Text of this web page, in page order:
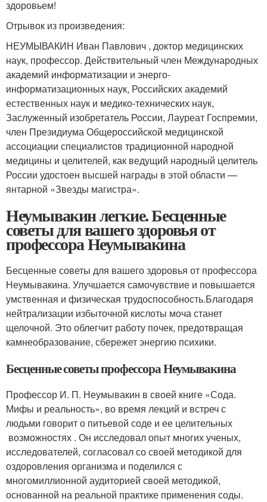
здоровьем!
Отрывок из произведения:
НЕУМЫВАКИН Иван Павлович , доктор медицинских
наук, профессор. Действительный член Международных
академий информатизации и энерго-
информатизационных наук, Российских академий
естественных наук и медико-технических наук,
Заслуженный изобретатель России, Лауреат Госпремии,
член Президиума Общероссийской медицинской
ассоциации специалистов традиционной народной
медицины и целителей, как ведущий народный целитель
России удостоен высшей награды в этой области —
янтарной «Звезды магистра».
Неумывакин легкие. Бесценные
советы для вашего здоровья от
профессора Неумывакина
Бесценные советы для вашего здоровья от профессора
Неумывакина. Улучшается самочувствие и повышается
умственная и физическая трудоспособность.Благодаря
нейтрализации избыточной кислоты моча станет
щелочной. Это облегчит работу почек, предотвращая
камнеобразование, сбережет энергию психики.
Бесценные советы профессора Неумывакина
Профессор И. П. Неумывакин в своей книге «Сода.
Мифы и реальность», во время лекций и встреч с
людьми говорит о питьевой соде и ее целительных
возможностях . Он исследовал опыт многих ученых,
исследователей, согласовал со своей методикой для
оздоровления организма и поделился с
многомиллионной аудиторией своей методикой,
основанной на реальной практике применения соды.